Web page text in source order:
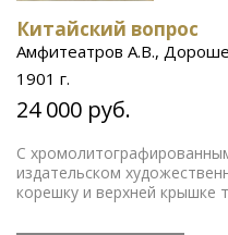
Китайский вопрос
Амфитеатров А.В.,
1901 г.
24 000 руб.
С
издательском
корешку и верхней крышке